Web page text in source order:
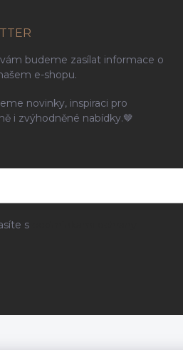
budeme zasílat informace o
e-shopu.
novinky, inspiraci pro
i zvýhodněné nabídky.🤎
s